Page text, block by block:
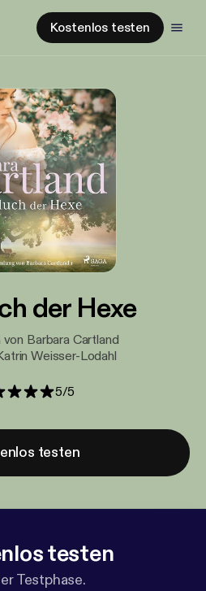
Kostenlos testen
der Hexe
Barbara Cartland
Weisser-Lodahl
5/5
testen
testen
Testphase.